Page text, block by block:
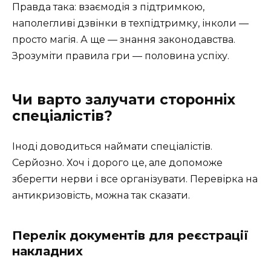
Правда така: взаємодія з підтримкою,
наполегливі дзвінки в техпідтримку, інколи —
просто магія. А ще — знання законодавства.
Зрозуміти правила гри — половина успіху.
Чи варто залучати сторонніх
спеціалістів?
Іноді доводиться наймати спеціалістів.
Серйозно. Хоч і дорого це, але допоможе
зберегти нерви і все організувати. Перевірка на
антикризовість, можна так сказати.
Перелік документів для реєстрації
накладних